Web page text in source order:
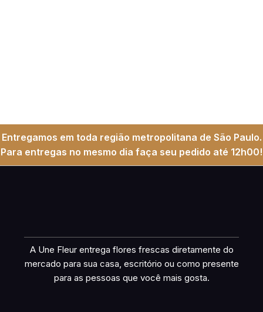
Entregamos em toda região metropolitana de São Paulo.
Para entregas no mesmo dia faça seu pedido até 12h00!
A Une Fleur entrega flores frescas diretamente do
mercado para sua casa, escritório ou como presente
para as pessoas que você mais gosta.